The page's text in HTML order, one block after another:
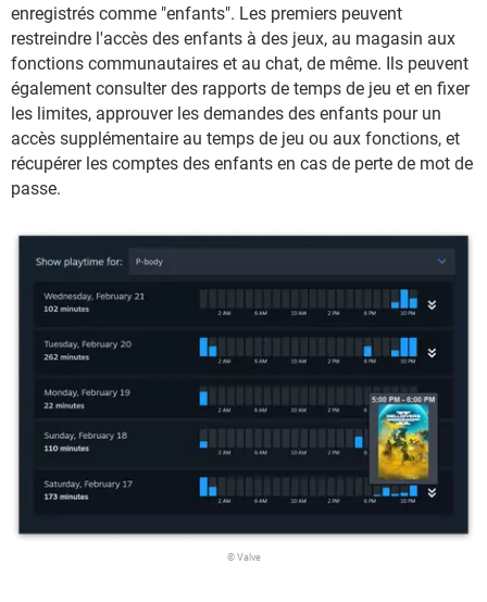
enregistrés comme "enfants". Les premiers peuvent
restreindre l'accès des enfants à des jeux, au magasin aux
fonctions communautaires et au chat, de même. Ils peuvent
également consulter des rapports de temps de jeu et en fixer
les limites, approuver les demandes des enfants pour un
accès supplémentaire au temps de jeu ou aux fonctions, et
récupérer les comptes des enfants en cas de perte de mot de
passe.
© Valve